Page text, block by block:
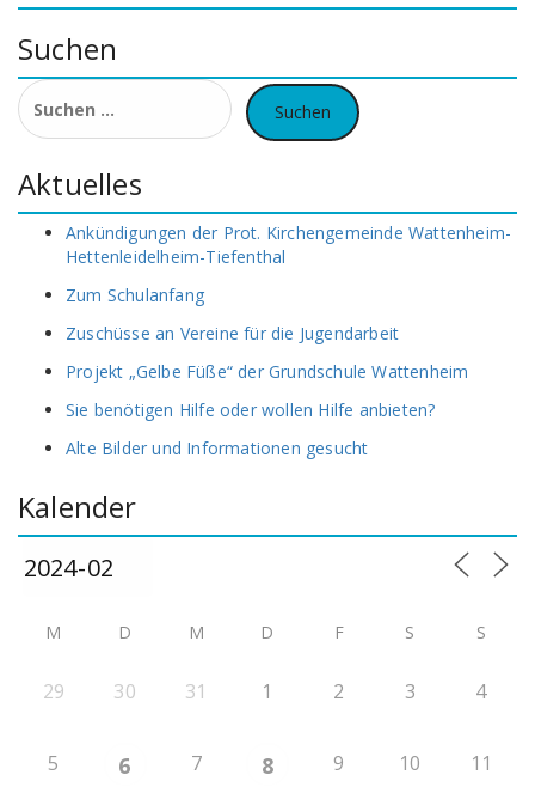
Suchen
Suchen
nach:
Aktuelles
Ankündigungen der Prot. Kirchengemeinde Wattenheim-
Hettenleidelheim-Tiefenthal
Zum Schulanfang
Zuschüsse an Vereine für die Jugendarbeit
Projekt „Gelbe Füße“ der Grundschule Wattenheim
Sie benötigen Hilfe oder wollen Hilfe anbieten?
Alte Bilder und Informationen gesucht
Kalender
M D M D F S S
29 30 31 1 2 3 4
5 6 7 8 9 10 11